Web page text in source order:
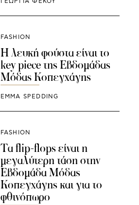
FASHION
Η λευκή φούστα είναι το
key piece της Εβδομάδας
Μόδας Κοπεγχάγης
EMMA SPEDDING
FASHION
Τα flip-flops είναι η
μεγαλύτερη τάση στην
Εβδομάδα Μόδας
Κοπεγχάγης και για το
φθινόπωρο